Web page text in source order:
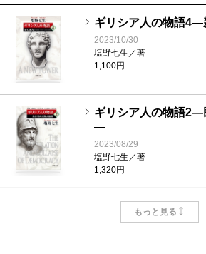
国際電話をかければいいんだけれど
どよくない時代のことです。塩野さ
稿を送ってくれていた。ファックス
塩野
「凡なる頭脳で非凡なる文章
ったわね（笑）。でも喧嘩は一度も
――そうなんです。塩野さんはあま
ていくわけ。カエサルについて書こ
たときなんて、カエサルの名前を耳
が昂ぶりました。そこまで行って、
ずいぶん時間はかかりましたけれど
と書いたでしょう？ 私、自分の人
オーガナイズできないの。なんだか
す。でも仕事はオーガナイズする。
と思って、それからアカレツァーレ
ギリシア人の物語
2023/10/30
塩野七生／著
1,100円
ギリシア人の物語2―
―
2023/08/29
塩野七生／著
1,320円
ギリシア人の物語
2023/07/28
もっと見る